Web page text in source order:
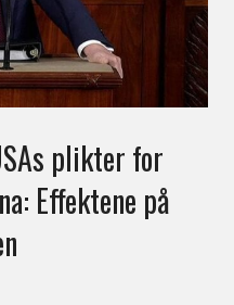
plikter for
Effektene på